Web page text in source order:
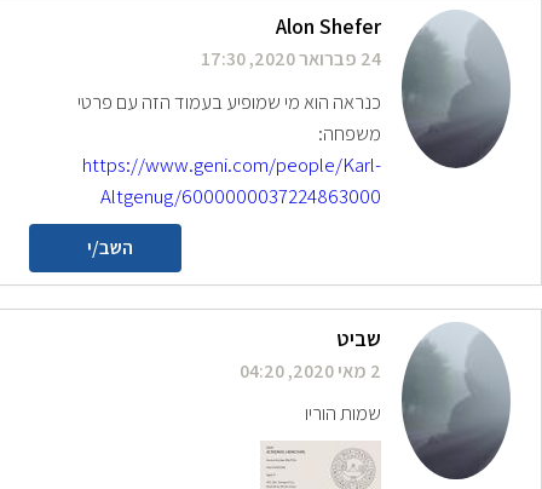
Alon Shefer
24 פברואר 2020, 17:30
כנראה הוא מי שמופיע בעמוד הזה עם פרטי
משפחה:
https://www.geni.com/people/Karl-
Altgenug/6000000037224863000
השב/י
שביט
2 מאי 2020, 04:20
שמות הוריו